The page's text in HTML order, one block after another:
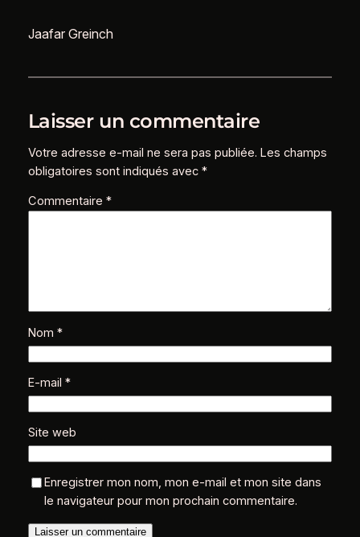
Jaafar Greinch
Laisser un commentaire
Votre adresse e-mail ne sera pas publiée. Les champs
obligatoires sont indiqués avec *
Commentaire *
Nom *
E-mail *
Site web
Enregistrer mon nom, mon e-mail et mon site dans
le navigateur pour mon prochain commentaire.